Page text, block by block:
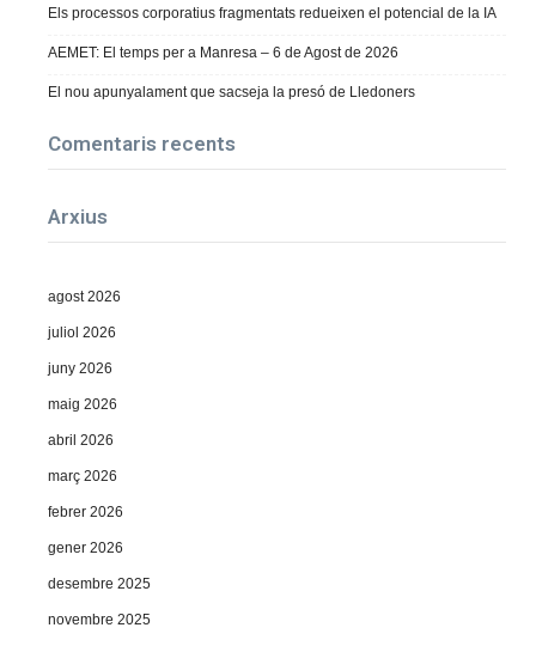
Els processos corporatius fragmentats redueixen el potencial de la IA
AEMET: El temps per a Manresa – 6 de Agost de 2026
El nou apunyalament que sacseja la presó de Lledoners
Comentaris recents
Arxius
agost 2026
juliol 2026
juny 2026
maig 2026
abril 2026
març 2026
febrer 2026
gener 2026
desembre 2025
novembre 2025